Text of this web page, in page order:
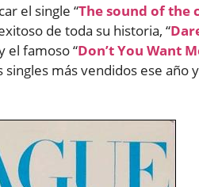
el single “The sound of the
de toda su historia, “
el famoso “Don’t You Want
más vendidos ese año